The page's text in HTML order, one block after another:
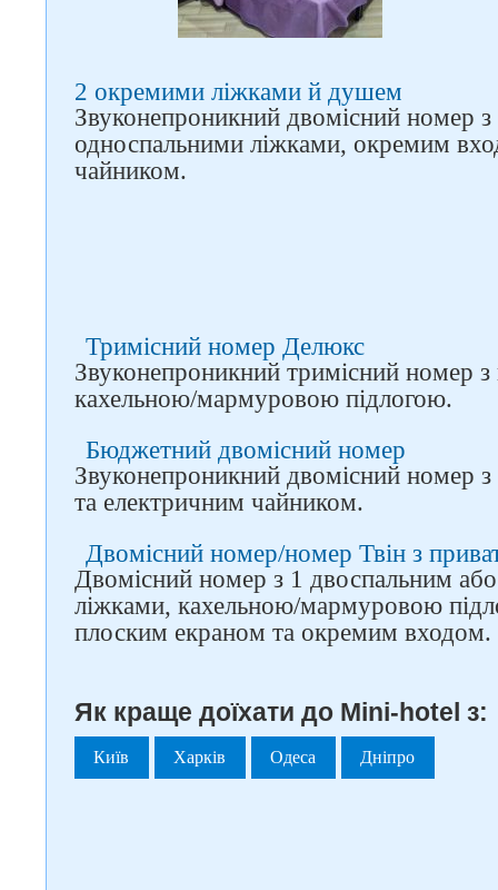
2 окремими ліжками й душем
Звуконепроникний двомісний номер
односпальними ліжками, окремим
чайником.
Тримісний номер Делюкс
Звуконепроникний тримісний номер з
кахельною/мармуровою підлогою.
Бюджетний двомісний номер
Звуконепроникний двомісний номер
та електричним чайником.
Двомісний номер/номер Твін з
Двомісний номер з 1 двоспальним
ліжками, кахельною/мармуровою
плоским екраном та окремим входом.
Як краще доїхати до Mini-hotel з:
Київ Харків Одеса Дніпро
соцмережах